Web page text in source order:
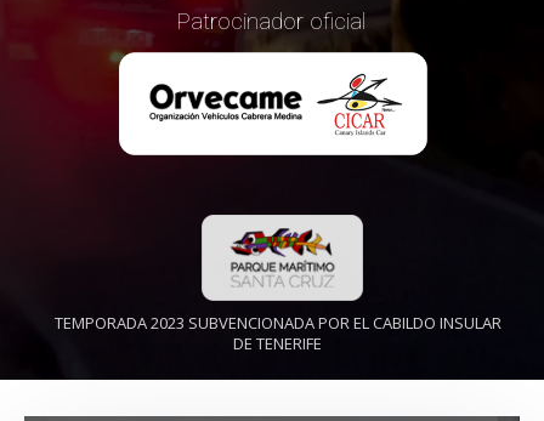
Patrocinador oficial